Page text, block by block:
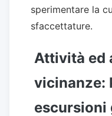
sperimentare la
sfaccettature.
Attività ed
vicinanze:
escursioni